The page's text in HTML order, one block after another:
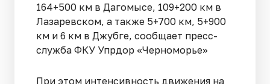
164+500 км в Дагомысе, 109+200 км в
Лазаревском, а также 5+700 км, 5+900
км и 6 км в Джубге, сообщает пресс-
служба ФКУ Упрдор «Черноморье»
При этом интенсивность движения на